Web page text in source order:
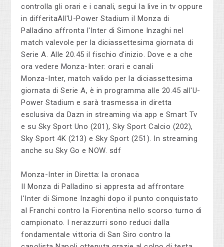
controlla gli orari e i canali, segui la live in tv oppure
in differitaAll'U-Power Stadium il Monza di
Palladino affronta l'Inter di Simone Inzaghi nel
match valevole per la diciassettesima giornata di
Serie A. Alle 20.45 il fischio d'inizio. Dove e a che
ora vedere Monza-Inter: orari e canali
Monza-Inter, match valido per la diciassettesima
giornata di Serie A, è in programma alle 20.45 all'U-
Power Stadium e sarà trasmessa in diretta
esclusiva da Dazn in streaming via app e Smart Tv
e su Sky Sport Uno (201), Sky Sport Calcio (202),
Sky Sport 4K (213) e Sky Sport (251). In streaming
anche su Sky Go e NOW. sdf
Monza-Inter in Diretta: la cronaca
Il Monza di Palladino si appresta ad affrontare
l'Inter di Simone Inzaghi dopo il punto conquistato
al Franchi contro la Fiorentina nello scorso turno di
campionato. I nerazzurri sono reduci dalla
fondamentale vittoria di San Siro contro la